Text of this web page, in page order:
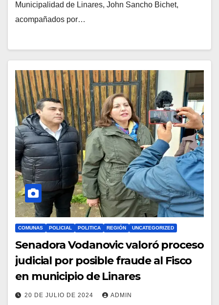
Municipalidad de Linares, John Sancho Bichet,
acompañados por…
COMUNAS POLICIAL POLITICA REGIÓN UNCATEGORIZED
Senadora Vodanovic valoró proceso
judicial por posible fraude al Fisco
en municipio de Linares
20 DE JULIO DE 2024 ADMIN